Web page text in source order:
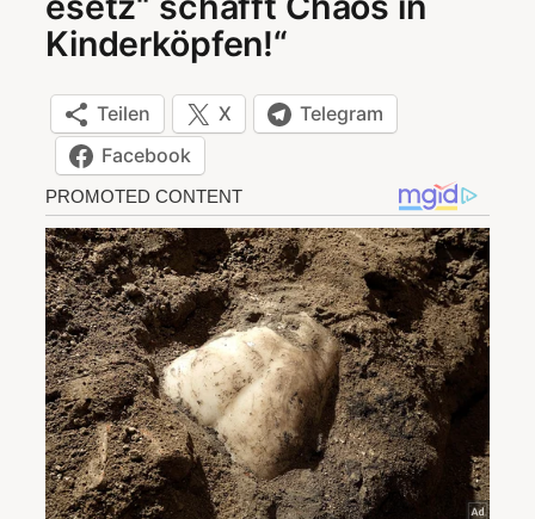
Kinderköpfen!“
Teilen X
Telegram
Facebook